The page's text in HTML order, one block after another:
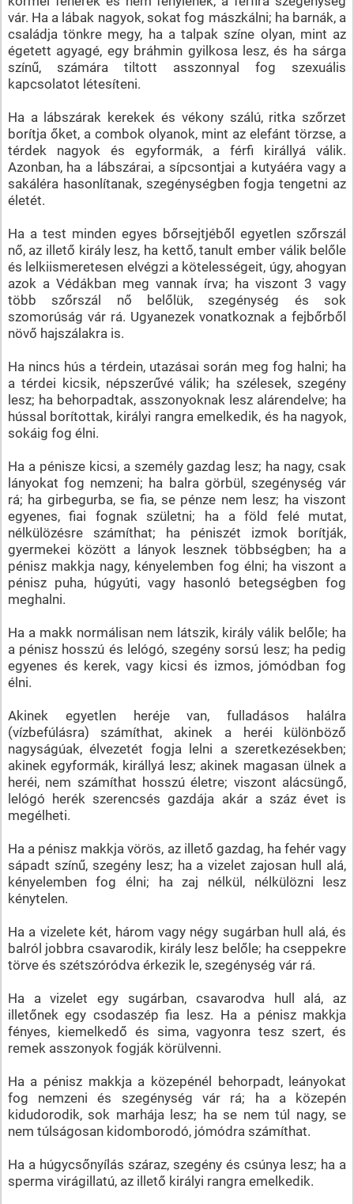
vár. Ha a lábak nagyok, sokat fog mászkálni; ha barnák, a
családja tönkre megy, ha a talpak színe olyan, mint az
égetett agyagé, egy bráhmin gyilkosa lesz, és ha sárga
színű, számára tiltott asszonnyal fog szexuális
kapcsolatot létesíteni.
Ha a lábszárak kerekek és vékony szálú, ritka szőrzet
borítja őket, a combok olyanok, mint az elefánt törzse, a
térdek nagyok és egyformák, a férfi királlyá válik.
Azonban, ha a lábszárai, a sípcsontjai a kutyáéra vagy a
sakáléra hasonlítanak, szegénységben fogja tengetni az
életét.
Ha a test minden egyes bőrsejtjéből egyetlen szőrszál
nő, az illető király lesz, ha kettő, tanult ember válik belőle
és lelkiismeretesen elvégzi a kötelességeit, úgy, ahogyan
azok a Védákban meg vannak írva; ha viszont 3 vagy
több szőrszál nő belőlük, szegénység és sok
szomorúság vár rá. Ugyanezek vonatkoznak a fejbőrből
növő hajszálakra is.
Ha nincs hús a térdein, utazásai során meg fog halni; ha
a térdei kicsik, népszerűvé válik; ha szélesek, szegény
lesz; ha behorpadtak, asszonyoknak lesz alárendelve; ha
hússal borítottak, királyi rangra emelkedik, és ha nagyok,
sokáig fog élni.
Ha a pénisze kicsi, a személy gazdag lesz; ha nagy, csak
lányokat fog nemzeni; ha balra görbül, szegénység vár
rá; ha girbegurba, se fia, se pénze nem lesz; ha viszont
egyenes, fiai fognak születni; ha a föld felé mutat,
nélkülözésre számíthat; ha péniszét izmok borítják,
gyermekei között a lányok lesznek többségben; ha a
pénisz makkja nagy, kényelemben fog élni; ha viszont a
pénisz puha, húgyúti, vagy hasonló betegségben fog
meghalni.
Ha a makk normálisan nem látszik, király válik belőle; ha
a pénisz hosszú és lelógó, szegény sorsú lesz; ha pedig
egyenes és kerek, vagy kicsi és izmos, jómódban fog
élni.
Akinek egyetlen heréje van, fulladásos halálra
(vízbefúlásra) számíthat, akinek a heréi különböző
nagyságúak, élvezetét fogja lelni a szeretkezésekben;
akinek egyformák, királlyá lesz; akinek magasan ülnek a
heréi, nem számíthat hosszú életre; viszont alácsüngő,
lelógó herék szerencsés gazdája akár a száz évet is
megélheti.
Ha a pénisz makkja vörös, az illető gazdag, ha fehér vagy
sápadt színű, szegény lesz; ha a vizelet zajosan hull alá,
kényelemben fog élni; ha zaj nélkül, nélkülözni lesz
kénytelen.
Ha a vizelete két, három vagy négy sugárban hull alá, és
balról jobbra csavarodik, király lesz belőle; ha cseppekre
törve és szétszóródva érkezik le, szegénység vár rá.
Ha a vizelet egy sugárban, csavarodva hull alá, az
illetőnek egy csodaszép fia lesz. Ha a pénisz makkja
fényes, kiemelkedő és sima, vagyonra tesz szert, és
remek asszonyok fogják körülvenni.
Ha a pénisz makkja a közepénél behorpadt, leányokat
fog nemzeni és szegénység vár rá; ha a közepén
kidudorodik, sok marhája lesz; ha se nem túl nagy, se
nem túlságosan kidomborodó, jómódra számíthat.
Ha a húgycsőnyílás száraz, szegény és csúnya lesz; ha a
sperma virágillatú, az illető királyi rangra emelkedik.